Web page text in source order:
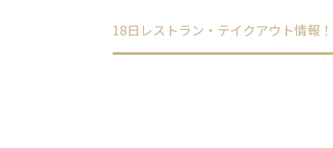
18日レストラン・テイクアウト情報